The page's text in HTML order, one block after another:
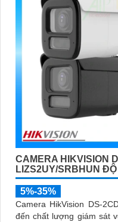
CAMERA HIKVISION
LIZS2UY/SRBHUN
5%-35%
Camera HikVision DS-
đến chất lượng giám sát